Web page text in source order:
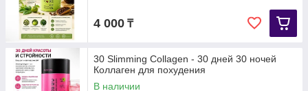
4 000 ₸
30 Slimming Collagen - 30 дней 30 ночей
Коллаген для похудения
В наличии